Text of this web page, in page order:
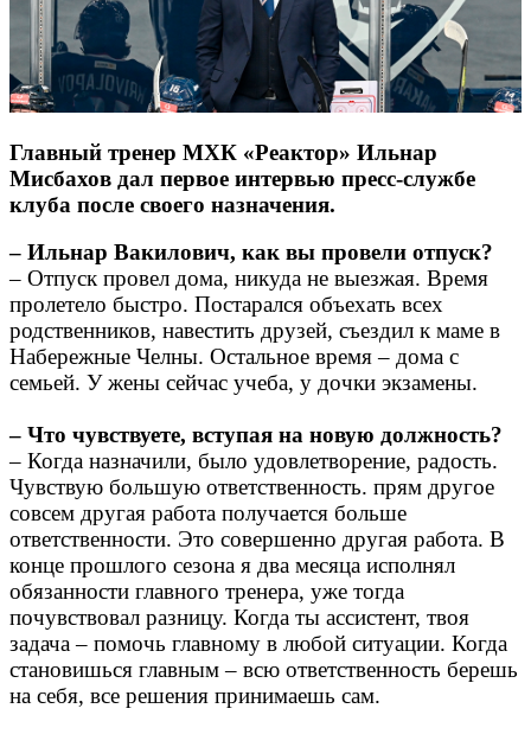
Главный тренер МХК «Реактор» Ильнар
Мисбахов дал первое интервью пресс-службе
клуба после своего назначения.
– Ильнар Вакилович, как вы провели отпуск?
– Отпуск провел дома, никуда не выезжая. Время
пролетело быстро. Постарался объехать всех
родственников, навестить друзей, съездил к маме в
Набережные Челны. Остальное время – дома с
семьей. У жены сейчас учеба, у дочки экзамены.
– Что чувствуете, вступая на новую должность?
– Когда назначили, было удовлетворение, радость.
Чувствую большую ответственность. прям другое
совсем другая работа получается больше
ответственности. Это совершенно другая работа. В
конце прошлого сезона я два месяца исполнял
обязанности главного тренера, уже тогда
почувствовал разницу. Когда ты ассистент, твоя
задача – помочь главному в любой ситуации. Когда
становишься главным – всю ответственность берешь
на себя, все решения принимаешь сам.